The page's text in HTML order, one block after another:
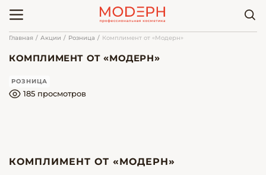
Главная Акции Розница Комплимент от «Модерн»
КОМПЛИМЕНТ ОТ «МОДЕРН»
РОЗНИЦА
185 просмотров
КОМПЛИМЕНТ ОТ «МОДЕРН»